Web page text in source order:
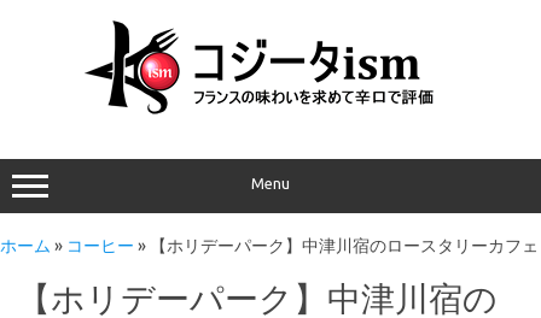
Menu
ホーム » コーヒー » 【ホリデーパーク】中津川宿のロースタリーカフェ
【ホリデーパーク】中津川宿の